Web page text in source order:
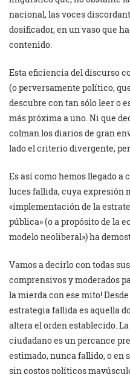
nacional, las voces
dosificador, en un vaso que
contenido.
Esta eficiencia del discurso
(o perversamente político,
descubre con tan sólo leer o
más próxima a uno. Ni que
colman los diarios de gran
lado el criterio divergente,
Es así como hemos llegado
luces fallida, cuya expresión
«implementación de la
pública» (o a propósito de la
modelo neoliberal») ha
Vamos a decirlo con todas
comprensivos y moderados
la mierda con ese mito!
estrategia fallida es aquella
altera el orden establecido.
ciudadano es un percance
estimado, nunca fallido, o en
sin costos políticos